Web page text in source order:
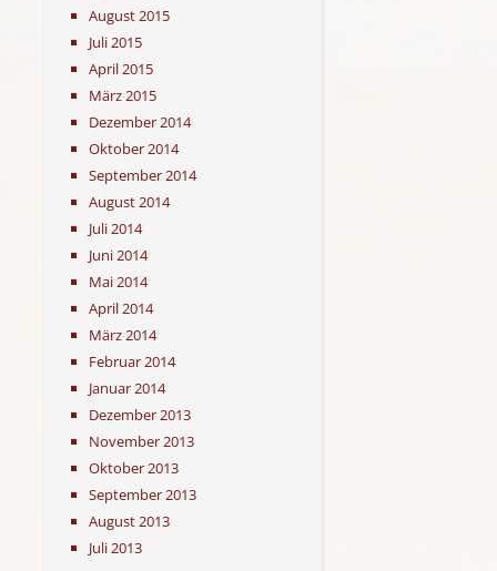
August 2015
Juli 2015
April 2015
März 2015
Dezember 2014
Oktober 2014
September 2014
August 2014
Juli 2014
Juni 2014
Mai 2014
April 2014
März 2014
Februar 2014
Januar 2014
Dezember 2013
November 2013
Oktober 2013
September 2013
August 2013
Juli 2013